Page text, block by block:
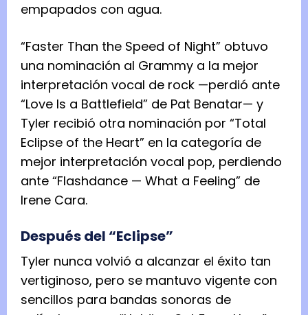
empapados con agua.
“Faster Than the Speed of Night” obtuvo
una nominación al Grammy a la mejor
interpretación vocal de rock —perdió ante
“Love Is a Battlefield” de Pat Benatar— y
Tyler recibió otra nominación por “Total
Eclipse of the Heart” en la categoría de
mejor interpretación vocal pop, perdiendo
ante “Flashdance — What a Feeling” de
Irene Cara.
Después del “Eclipse”
Tyler nunca volvió a alcanzar el éxito tan
vertiginoso, pero se mantuvo vigente con
sencillos para bandas sonoras de